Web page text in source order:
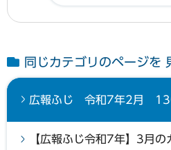
同じカテゴリのページを
広報ふじ 令和7年2月
【広報ふじ令和7年】3月の